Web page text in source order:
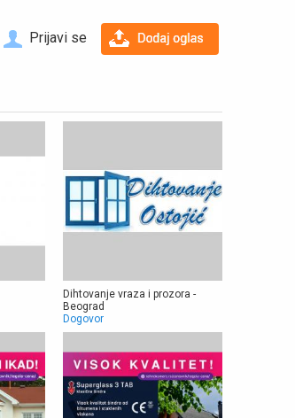
Prijavi se
Dihtovanje vraza i prozora -
Beograd
Dogovor